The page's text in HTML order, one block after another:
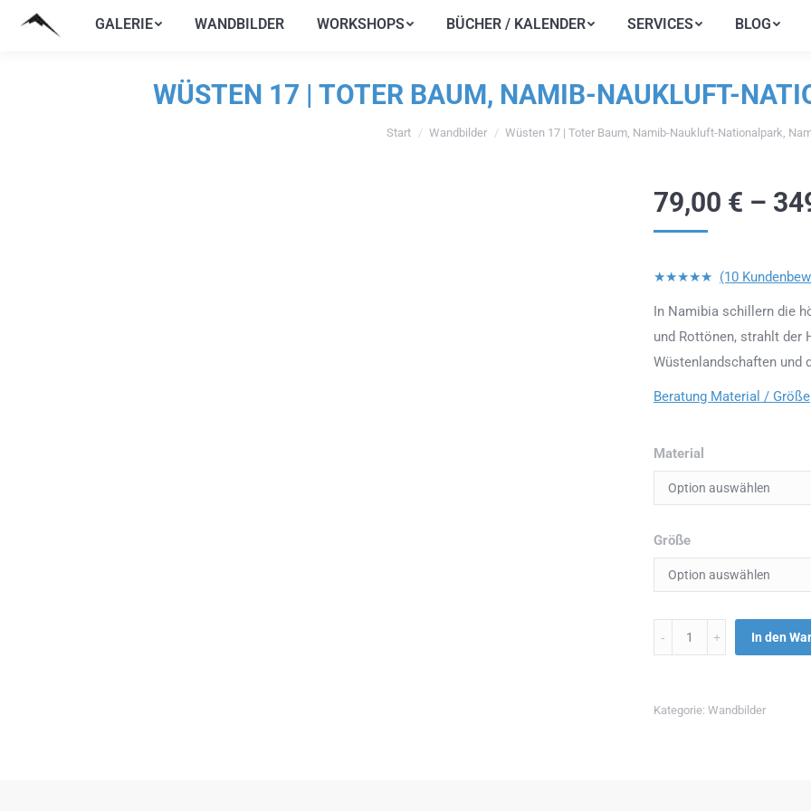
GALERIE WANDBILDER WORKSHOPS BÜCHER / KALENDER SERVICES BLOG
WÜSTEN 17 | TOTER BAUM, NAMIB-NAUKLUFT-
Sie befinden sich hier:
Start Wandbilder Wüsten 17 | Toter Baum, Namib-Naukluft-Nationalpark,
79,00 € –
★★★★★ (10
In Namibia schillern die
und Rottönen, strahlt der
Wüstenlandschaften und
Beratung Material / Größe
Material
Größe
Menge In den
Kategorie: Wandbilder
GALERIE WANDBILDER WORKSHOPS BÜCHER / KALENDER SERVICES BLOG